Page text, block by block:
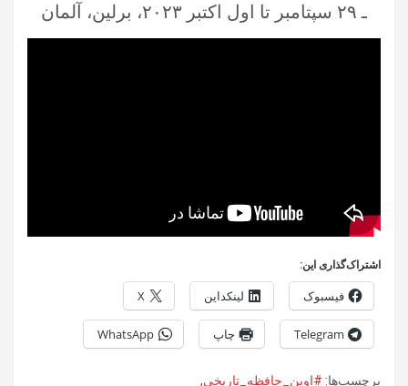
ـ ۲۹ سپتامبر تا اول اکتبر ۲۰۲۳، برلین، آلمان
اشتراک‌گذاری این:
فیسبوک لینکداین X
Telegram چاپ WhatsApp
برچسب‌ها: #اوین_حافظه_تاریخی,